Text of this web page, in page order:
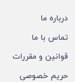
درباره ما
تماس با ما
قوانین و مقررات
حریم خصوصی